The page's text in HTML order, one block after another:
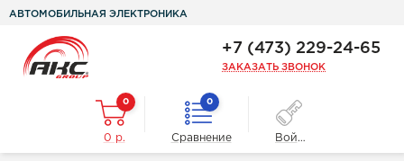
АВТОМОБИЛЬНАЯ ЭЛЕКТРОНИКА
+7 (473) 229-24-65
ЗАКАЗАТЬ ЗВОНОК
0
0 р.
0
Сравнение Войти